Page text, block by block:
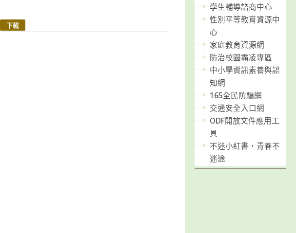
下載
學生輔導諮商中心
性別平等教育資源中
心
家庭教育資源網
防治校園霸凌專區
中小學資訊素養與認
知網
165全民防騙網
交通安全入口網
ODF開放文件應用工
具
不迷小紅書，青春不
迷途